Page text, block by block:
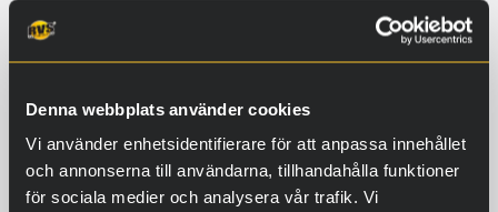
Denna webbplats använder cookies
Vi använder enhetsidentifierare för att anpassa innehållet
och annonserna till användarna, tillhandahålla funktioner
för sociala medier och analysera vår trafik. Vi